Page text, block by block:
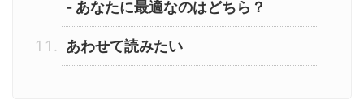
- あなたに最適なのはどちら？
あわせて読みたい